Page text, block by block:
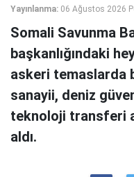
Yayınlanma: 06 Ağustos 2026
Somali Savunma
başkanlığındaki
askeri temaslarda
sanayii, deniz
teknoloji transferi
aldı.